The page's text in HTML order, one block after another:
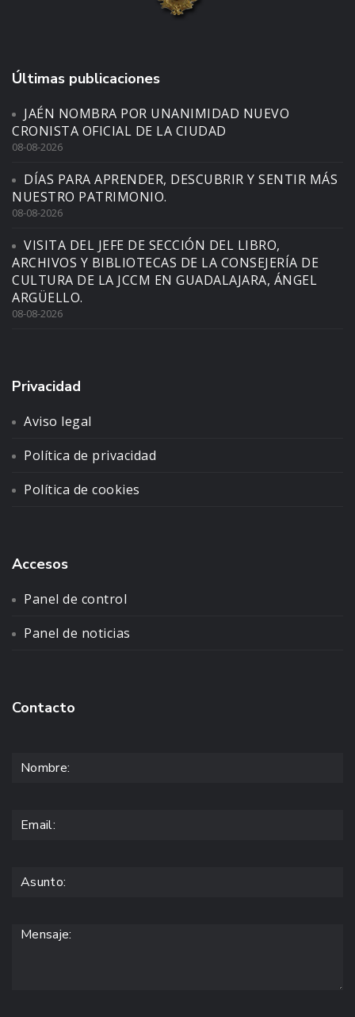
Últimas publicaciones
JAÉN NOMBRA POR UNANIMIDAD NUEVO
CRONISTA OFICIAL DE LA CIUDAD
08-08-2026
DÍAS PARA APRENDER, DESCUBRIR Y SENTIR MÁS
NUESTRO PATRIMONIO.
08-08-2026
VISITA DEL JEFE DE SECCIÓN DEL LIBRO,
ARCHIVOS Y BIBLIOTECAS DE LA CONSEJERÍA DE
CULTURA DE LA JCCM EN GUADALAJARA, ÁNGEL
ARGÜELLO.
08-08-2026
Privacidad
Aviso legal
Política de privacidad
Política de cookies
Accesos
Panel de control
Panel de noticias
Contacto